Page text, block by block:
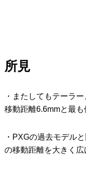
所見
・またしてもテーラ
移動距離6.6mmと最も
・PXGの過去モデル
の移動距離を大きく広